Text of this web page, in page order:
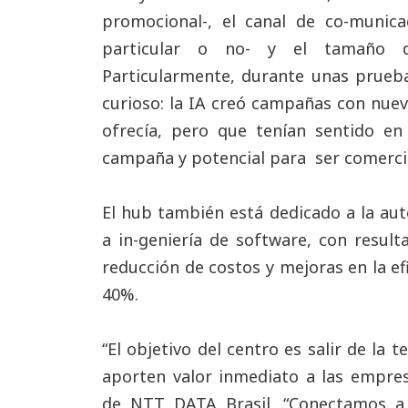
promocional-, el canal de co-
particular o no- y el tamaño
Particularmente, durante unas
curioso: la IA creó campañas con
ofrecía, pero que tenían sentido
campaña y potencial para ser
El hub también está dedicado a la
a in-geniería de software, con
reducción de costos y mejoras en la
40%.
“El objetivo del centro es salir de la
aporten valor inmediato a las
de NTT DATA Brasil.